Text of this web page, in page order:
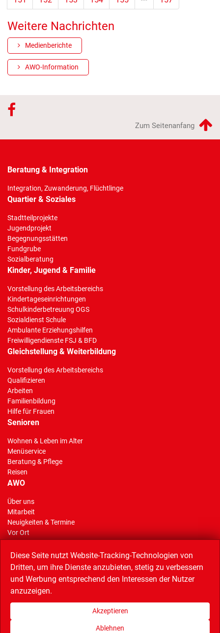
Weitere Nachrichten
Medienberichte
AWO-Information
Zum Seitenanfang
Beratung & Integration
Integration, Zuwanderung, Flüchtlinge
Quartier & Soziales
Stadtteilprojekte
Jugendprojekt
Begegnungsstätten
Fundgrube
Sozialberatung
Kinder, Jugend & Familie
Vorstellung des Arbeitsbereichs
Kindertageseinrichtungen
Schulkinderbetreuung OGS
Sozialdienst Schule
Ambulante Erziehungshilfen
Freiwilligendienste FSJ & BFD
Gleichstellung & Weiterbildung
Vorstellung des Arbeitsbereichs
Qualifizieren
Arbeiten
Familienbildung
Hilfe für Frauen
Senioren
Wohnen & Leben im Alter
Menüservice
Beratung & Pflege
Reisen
AWO
Über uns
Mitarbeit
Neuigkeiten & Termine(Standort)
Vor Ort
Reisen
Linkempfehlungen
AWO Service GmbH (Catering),
Musiktheater im Revier,
Bündnis Buntes Bottrop
Diese Seite nutzt Website-Tracking-Technologien von
Dritten, um ihre Dienste anzubieten, stetig zu verbessern
und Werbung entsprechend den Interessen der Nutzer
anzuzeigen.
Akzeptieren
Ablehnen